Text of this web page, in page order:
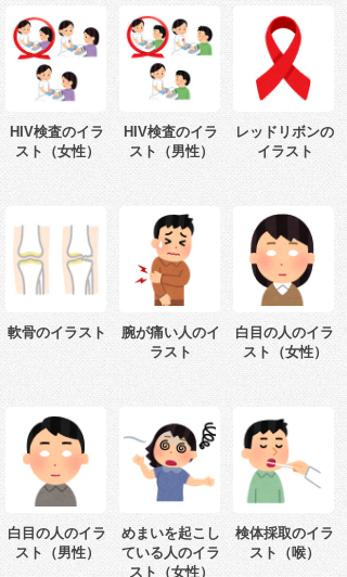
HIV検査のイラ
スト（女性）
HIV検査のイラ
スト（男性）
レッドリボンの
イラスト
軟骨のイラスト
腕が痛い人のイ
ラスト
白目の人のイラ
スト（女性）
白目の人のイラ
スト（男性）
めまいを起こし
ている人のイラ
スト（女性）
検体採取のイラ
スト（喉）